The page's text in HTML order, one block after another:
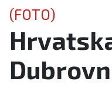
Kultura
Crna
kronika
(FOTO)